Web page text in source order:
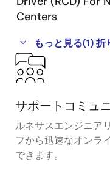
Centers
もっと見る(1)折
サポートコミュ
ルネサスエンジニア
フから迅速なオンラ
できます。